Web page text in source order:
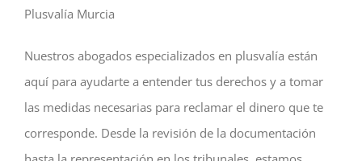
Plusvalía Murcia
Nuestros abogados especializados en plusvalía están
aquí para ayudarte a entender tus derechos y a tomar
las medidas necesarias para reclamar el dinero que te
corresponde. Desde la revisión de la documentación